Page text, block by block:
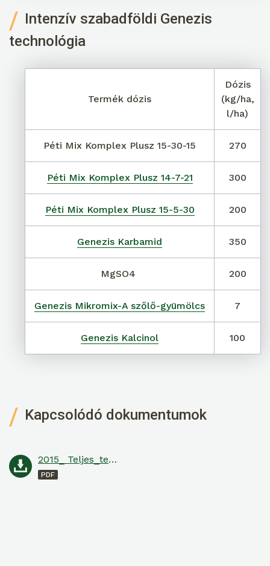
Intenzív szabadföldi Genezis
technológia
Termék dózis
Dózis
(kg/ha,
l/ha)
Péti Mix Komplex Plusz 15-30-15 270
Péti Mix Komplex Plusz 14-7-21 300
Péti Mix Komplex Plusz 15-5-30 200
Genezis Karbamid 350
MgSO4 200
Genezis Mikromix-A szőlő-gyümölcs 7
Genezis Kalcinol 100
Kapcsolódó dokumentumok
2015_ Teljes_technológia_kísérlet_ Sárgarépa_Domaszék_Pintér Árpád